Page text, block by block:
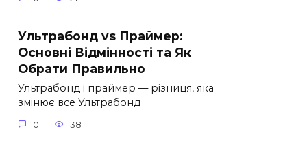
Ультрабонд vs Праймер:
Основні Відмінності та Як
Обрати Правильно
Ультрабонд і праймер — різниця, яка
змінює все Ультрабонд
0 38